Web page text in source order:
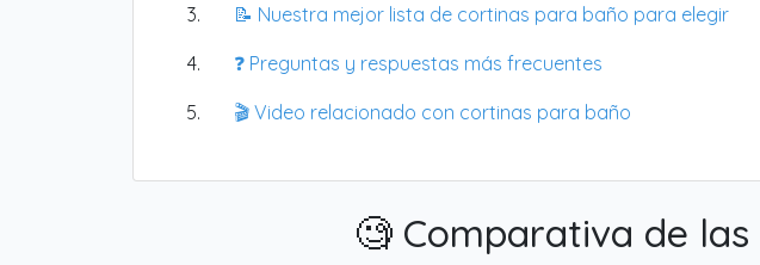
📝 Nuestra mejor lista de cortinas para baño para elegir
❓ Preguntas y respuestas más frecuentes
🎬 Video relacionado con cortinas para baño
🧐 Comparativa de